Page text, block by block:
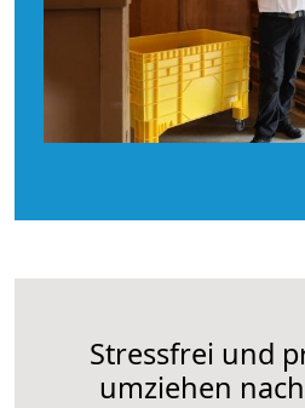
Stressfrei und
umziehen